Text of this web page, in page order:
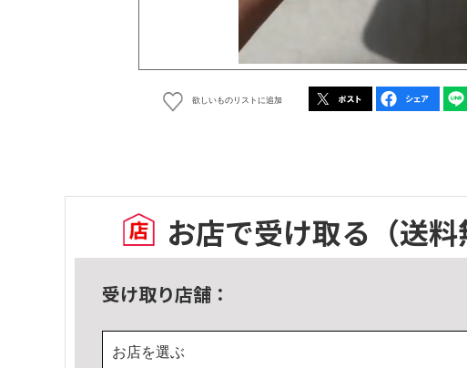
欲しいものリストに追加
お店で受け取る （送
受け取り店舗：
お店を選ぶ